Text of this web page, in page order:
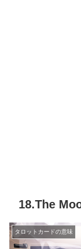
18.The
タロットカードの意味